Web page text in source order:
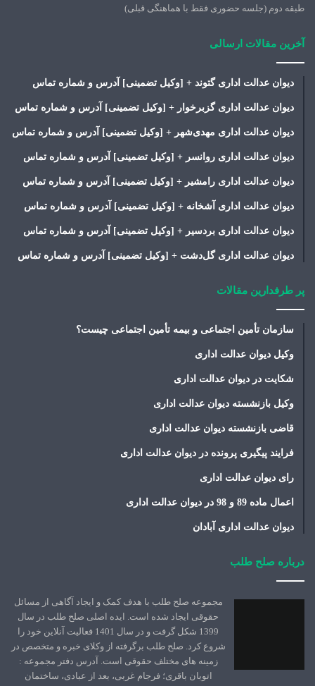
طبقه دوم (جلسه حضوری فقط با هماهنگی قبلی)
آخرین مقالات ارسالی
دیوان عدالت اداری گتوند + [وکیل تضمینی] آدرس و شماره تماس
دیوان عدالت اداری گزبرخوار + [وکیل تضمینی] آدرس و شماره تماس
دیوان عدالت اداری مهدی‌شهر + [وکیل تضمینی] آدرس و شماره تماس
دیوان عدالت اداری روانسر + [وکیل تضمینی] آدرس و شماره تماس
دیوان عدالت اداری رامشیر + [وکیل تضمینی] آدرس و شماره تماس
دیوان عدالت اداری آشخانه + [وکیل تضمینی] آدرس و شماره تماس
دیوان عدالت اداری بردسیر + [وکیل تضمینی] آدرس و شماره تماس
دیوان عدالت اداری گل‌دشت + [وکیل تضمینی] آدرس و شماره تماس
پر طرفدارین مقالات
سازمان تأمین اجتماعی و بیمه تأمین اجتماعی چیست؟
وکیل دیوان عدالت اداری
شکایت در دیوان عدالت اداری
وکیل بازنشسته دیوان عدالت اداری
قاضی بازنشسته دیوان عدالت اداری
فرایند پیگیری پرونده در دیوان عدالت اداری
رای دیوان عدالت اداری
اعمال ماده 89 و 98 در دیوان عدالت اداری
دیوان عدالت اداری آبادان
درباره صلح طلب
مجموعه صلح طلب با هدف کمک و ایجاد آگاهی از مسائل
حقوقی ایجاد شده است. ایده اصلی صلح طلب در سال
1399 شکل گرفت و در سال 1401 فعالیت آنلاین خود را
شروع کرد. صلح طلب برگرفته از وکلای خبره و متخصص در
زمینه های مختلف حقوقی است. آدرس دفتر مجموعه :
اتوبان باقری؛ فرجام غربی، بعد از عبادی، ساختمان